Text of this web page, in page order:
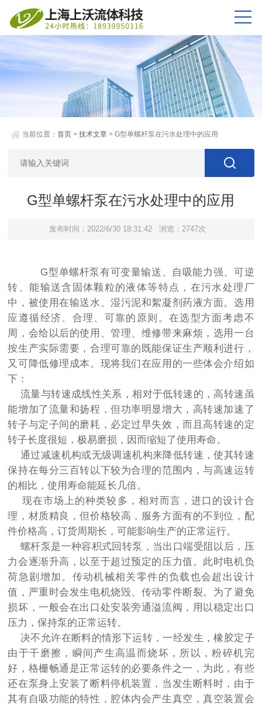
当前位置：首页 >技术文章 > G型单螺杆泵在污水处理中的应用
G型单螺杆泵在污水处理中的应用
发布时间：2022/6/30 18:31:42 浏览：2747次
G型单螺杆泵有可变量输送、自吸能力强、可逆
转、能输送含固体颗粒的液体等特点，在污水处理厂
中，被使用在输送水、湿污泥和絮凝剂药液方面。选用
应遵循经济、合理、可靠的原则。在选型方面考虑不
周，会给以后的使用、管理、维修带来麻烦，选用一台
按生产实际需要，合理可靠的既能保证生产顺利进行，
又可降低修理成本。现将我们在应用的一些体会介绍如
下：
流量与转速成线性关系，相对于低转速的，高转速虽
能增加了流量和扬程，但功率明显增大，高转速加速了
转子与定子间的磨耗，必定过早失效，而且高转速的定
转子长度很短，极易磨损，因而缩短了使用寿命。
通过减速机构或无级调速机构来降低转速，使其转速
保持在每分三百转以下较为合理的范围内，与高速运转
的相比，使用寿命能延长几倍。
现在市场上的种类较多，相对而言，进口的设计合
理，材质精良，但价格较高，服务方面有的不到位，配
件价格高，订货周期长，可能影响生产的正常运行。
螺杆泵是一种容积式回转泵，当出口端受阻以后，压
力会逐渐升高，以至于超过预定的压力值。此时电机负
荷急剧增加。传动机械相关零件的负载也会超出设计
值，严重时会发生电机烧毁、传动零件断裂。为了避免
损坏，一般会在出口处安装旁通溢流阀，用以稳定出口
压力，保持泵的正常运转。
决不允许在断料的情形下运转，一经发生，橡胶定子
由于干磨擦，瞬间产生高温而烧坏，所以，粉碎机完
好，格栅畅通是正常运转的必要条件之一，为此，有些
还在泵身上安装了断料停机装置，当发生断料时，由于
其有自吸功能的特性，腔体内会产生真空，真空装置会